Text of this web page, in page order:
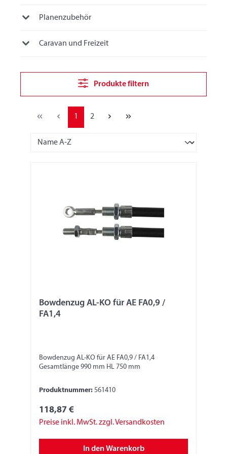
Planenzubehör
Caravan und Freizeit
Produkte filtern
1 2
Bowdenzug AL-KO für AE FA0,9 /
FA1,4
Bowdenzug AL-KO für AE FA0,9 / FA1,4
Gesamtlänge 990 mm HL 750 mm
Produktnummer: 561410
118,87 €
Preise inkl. MwSt. zzgl. Versandkosten
In den Warenkorb